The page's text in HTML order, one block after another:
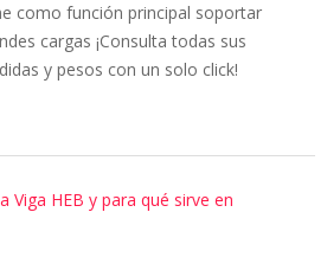
como función principal soportar
cargas ¡Consulta todas sus
y pesos con un solo click!
Viga HEB y para qué sirve en